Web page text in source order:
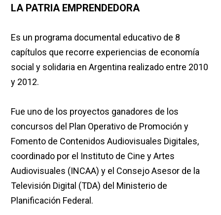
LA PATRIA EMPRENDEDORA
Es un programa documental educativo de 8
capítulos que recorre experiencias de economía
social y solidaria en Argentina realizado entre 2010
y 2012.
Fue uno de los proyectos ganadores de los
concursos del Plan Operativo de Promoción y
Fomento de Contenidos Audiovisuales Digitales,
coordinado por el Instituto de Cine y Artes
Audiovisuales (INCAA) y el Consejo Asesor de la
Televisión Digital (TDA) del Ministerio de
Planificación Federal.